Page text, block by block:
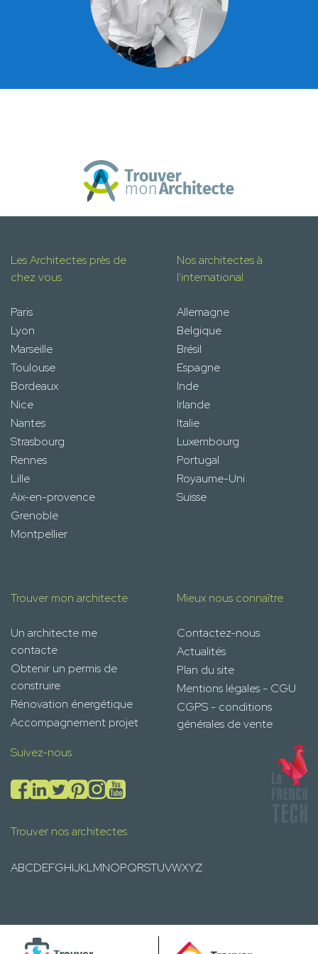
Les Architectes près de
chez vous
Paris
Lyon
Marseille
Toulouse
Bordeaux
Nice
Nantes
Strasbourg
Rennes
Lille
Aix-en-provence
Grenoble
Montpellier
Nos architectes à
l'international
Allemagne
Belgique
Brésil
Espagne
Inde
Irlande
Italie
Luxembourg
Portugal
Royaume-Uni
Suisse
Trouver mon architecte
Un architecte me
contacte
Obtenir un permis de
construire
Rénovation énergétique
Accompagnement projet
Mieux nous connaître
Contactez-nous
Actualités
Plan du site
Mentions légales - CGU
CGPS - conditions
générales de vente
Suivez-nous
Trouver nos architectes
ABCDEFGHIJKLMNOPQRSTUVWXYZ